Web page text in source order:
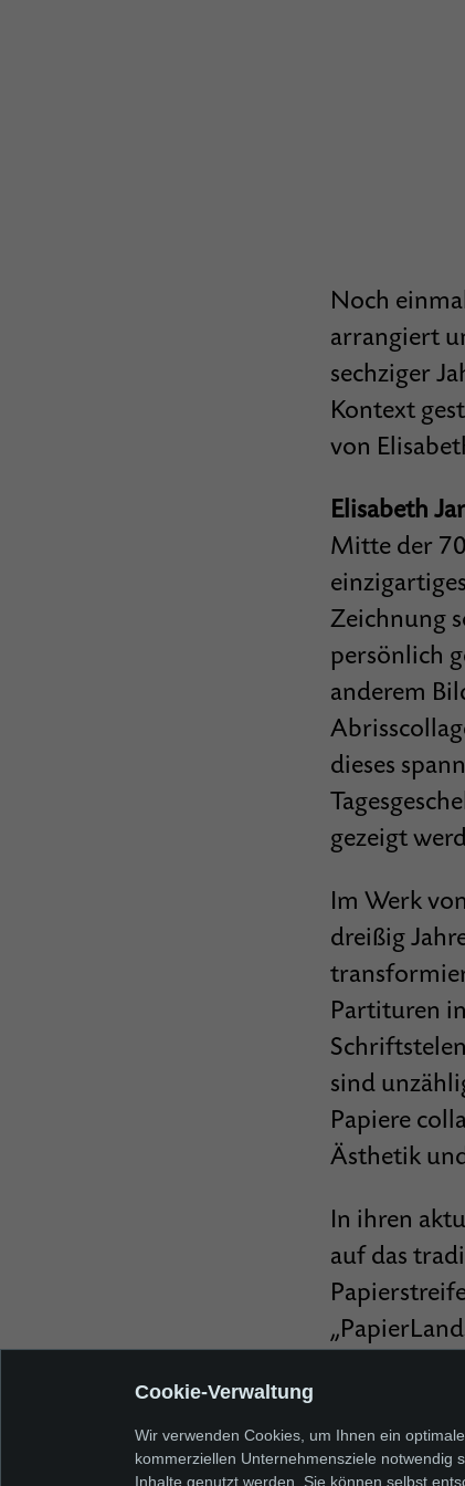
Noch
arrangiert
sechziger
Kontext
von
Elisabeth
Mitte der
Zeichnung
persönlich
anderem
dieses
gezeigt
Im Werk von
dreißig
Partituren
sind
Papiere
Ästhetik
In ihren
auf das
Cookie-Verwaltung
Wir verwenden Cookies, um Ihnen ein
kommerziellen Unternehmensziele notwendig
Inhalte genutzt werden. Sie können selbst